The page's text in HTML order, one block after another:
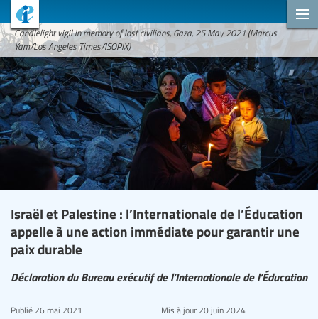
Candlelight vigil in memory of lost civilians, Gaza, 25 May 2021 (Marcus
Yam/Los Angeles Times/ISOPIX)
Israël et Palestine : l’Internationale de l’Éducation
appelle à une action immédiate pour garantir une
paix durable
Déclaration du Bureau exécutif de l’Internationale de l’Éducation
Publié 26 mai 2021 Mis à jour20 juin 2024